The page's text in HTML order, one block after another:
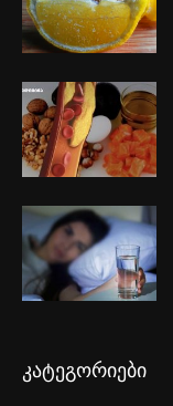
კატეგორიები